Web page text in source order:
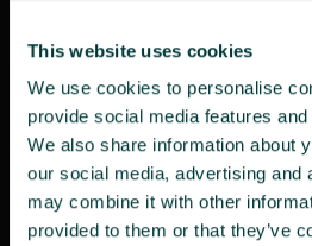
This website uses cookies
We use cookies to personalise
provide social media features
We also share information about
our social media, advertising and
may combine it with other
provided to them or that they’ve
cyfrowe w dużych